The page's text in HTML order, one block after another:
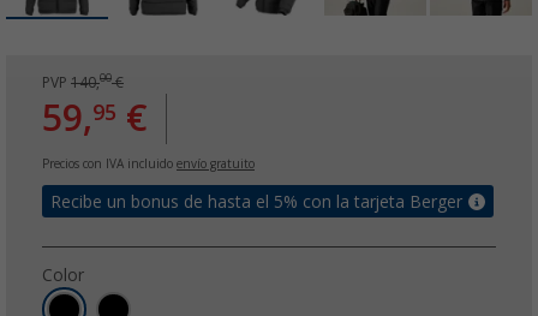
PVP 140,00€
59,95 €
Precios con IVA incluido envío gratuito
Recibe un bonus de hasta el 5% con la tarjeta Berger
Color